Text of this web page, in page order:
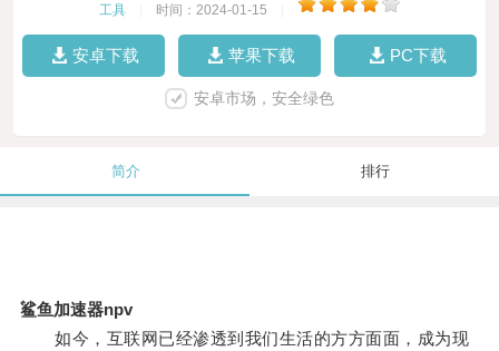
工具 时间：2024-01-15
安卓下载 苹果下载 PC下载
安卓市场，安全绿色
简介 排行
鲨鱼加速器npv
如今，互联网已经渗透到我们生活的方方面面，成为现